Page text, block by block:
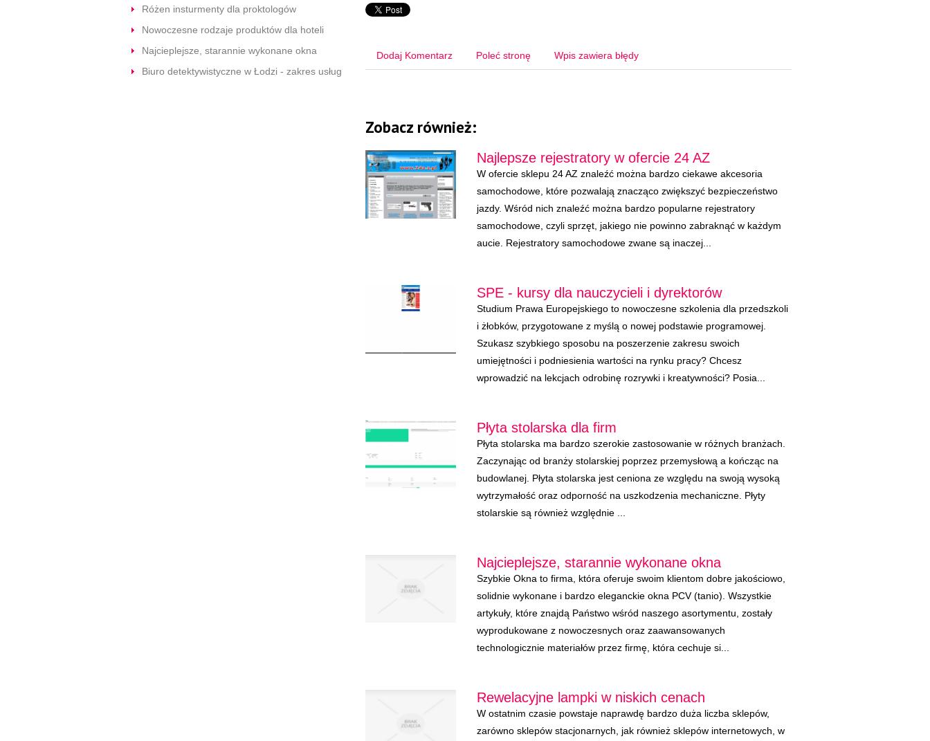
Różen insturmenty dla proktologów
Nowoczesne rodzaje produktów dla hoteli
Najcieplejsze, starannie wykonane okna
Biuro detektywistyczne w Łodzi - zakres usług
Dodaj Komentarz Poleć stronę Wpis zawiera błędy
Zobacz również:
Najlepsze rejestratory w ofercie 24 AZ
W ofercie sklepu 24 AZ znaleźć można bardzo ciekawe akcesoria
samochodowe, które pozwalają znacząco zwiększyć bezpieczeństwo
jazdy. Wśród nich znaleźć można bardzo popularne rejestratory
samochodowe, czyli sprzęt, jakiego nie powinno zabraknąć w każdym
aucie. Rejestratory samochodowe zwane są inaczej...
SPE - kursy dla nauczycieli i dyrektorów
Studium Prawa Europejskiego to nowoczesne szkolenia dla przedszkoli
i żłobków, przygotowane z myślą o nowej podstawie programowej.
Szukasz szybkiego sposobu na poszerzenie zakresu swoich
umiejętności i podniesienia wartości na rynku pracy? Chcesz
wprowadzić na lekcjach odrobinę rozrywki i kreatywności? Posia...
Płyta stolarska dla firm
Płyta stolarska ma bardzo szerokie zastosowanie w różnych branżach.
Zaczynając od branży stolarskiej poprzez przemysłową a kończąc na
budowlanej. Płyta stolarska jest ceniona ze względu na swoją wysoką
wytrzymałość oraz odporność na uszkodzenia mechaniczne. Płyty
stolarskie są również względnie ...
Najcieplejsze, starannie wykonane okna
Szybkie Okna to firma, która oferuje swoim klientom dobre jakościowo,
solidnie wykonane i bardzo eleganckie okna PCV (tanio). Wszystkie
artykuły, które znajdą Państwo wśród naszego asortymentu, zostały
wyprodukowane z nowoczesnych oraz zaawansowanych
technologicznie materiałów przez firmę, która cechuje si...
Rewelacyjne lampki w niskich cenach
W ostatnim czasie powstaje naprawdę bardzo duża liczba sklepów,
zarówno sklepów stacjonarnych, jak również sklepów internetowych, w